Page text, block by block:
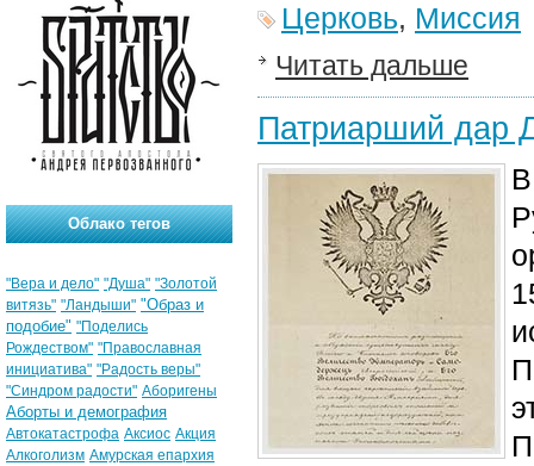
Церковь, Миссия
Читать дальше
Патриарший дар
Облако тегов
"Вера и дело" "Душа" "Золотой
витязь" "Ландыши" "Образ и
подобие" "Поделись
Рождеством" "Православная
инициатива" "Радость веры"
"Синдром радости" Аборигены
Аборты и демография
Автокатастрофа Аксиос Акция
Алкоголизм Амурская епархия